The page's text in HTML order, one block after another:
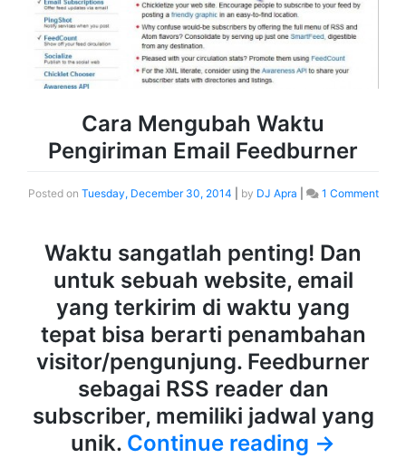
Cara Mengubah Waktu
Pengiriman Email Feedburner
Posted on Tuesday, December 30, 2014 by DJ Apra 1 Comment
Waktu sangatlah penting! Dan
untuk sebuah website, email
yang terkirim di waktu yang
tepat bisa berarti penambahan
visitor/pengunjung. Feedburner
sebagai RSS reader dan
subscriber, memiliki jadwal yang
unik. Continue reading →